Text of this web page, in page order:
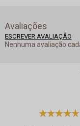
Avaliações
ESCREVER AVALIAÇÃO
Nenhuma avaliação